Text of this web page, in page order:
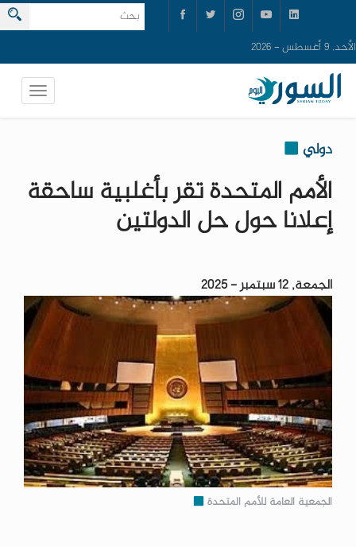
الأحد, 9 أغسطس - 2026
دولي
الأمم المتحدة تقر بأغلبية ساحقة
إعلانا حول حل الدولتين
الجمعة, 12 سبتمبر - 2025
الجمعية العامة للأمم المتحدة